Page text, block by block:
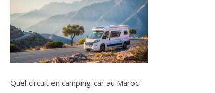
Quel circuit en camping-car au Maroc